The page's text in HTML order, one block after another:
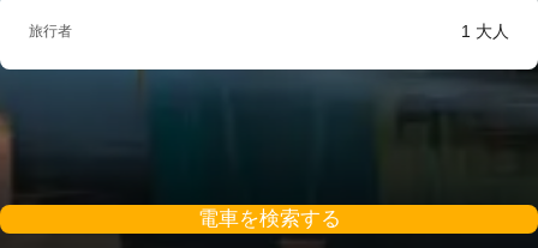
旅行者 1 大人
電車を検索する